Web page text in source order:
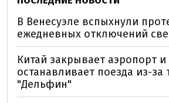
В Венесуэле вспыхнули
ежедневных отключений
Китай закрывает аэропорт и
останавливает поезда из-за
"Дельфин"